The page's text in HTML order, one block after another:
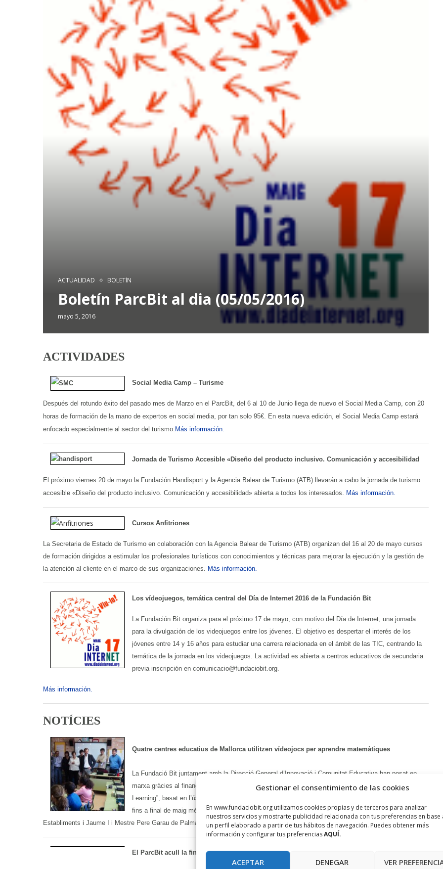
Gestionar el consentimiento de las cookies
En www.fundaciobit.org utilizamos cookies propias y de terceros para analizar
nuestros servicios y mostrarte publicidad relacionada con tus preferencias en base
un perfil elaborado a partir de tus hábitos de navegación. Puedes obtener más
información y configurar tus preferenciasAQUÍ.
ACEPTAR DENEGAR VER
ACTUALIDAD BOLETÍN
Boletín ParcBit al dia (05/05/2016)
mayo 5, 2016
ACTIVIDADES
Social Media Camp – Turisme
Después del rotundo éxito del pasado mes de Marzo en el ParcBit, del 6 al 10 de Junio llega de nuevo el Social Media Camp, con 20
horas de formación de la mano de expertos en social media, por tan solo 95€. En esta nueva edición, el Social Media Camp estará
enfocado especialmente al sector del turismo. Más información.
Jornada de Turismo Accesible «Diseño del producto inclusivo. Comunicación y accesibilidad
El próximo viernes 20 de mayo la Fundación Handisport y la Agencia Balear de Turismo (ATB) llevarán a cabo la jornada de turismo
accesible «Diseño del producto inclusivo. Comunicación y accesibilidad» abierta a todos los interesados. Más información.
Cursos Anfitriones
La Secretaria de Estado de Turismo en colaboración con la Agencia Balear de Turismo (ATB) organizan del 16 al 20 de mayo cursos
de formación dirigidos a estimular los profesionales turísticos con conocimientos y técnicas para mejorar la ejecución y la gestión de
la atención al cliente en el marco de sus organizaciones. Más información.
Los vídeojuegos, temática central del Día de Internet 2016 de la Fundación Bit
La Fundación Bit organiza para el próximo 17 de mayo, con motivo del Día de Internet, una jornada
para la divulgación de los videojuegos entre los jóvenes. El objetivo es despertar el interés de los
jóvenes entre 14 y 16 años para estudiar una carrera relacionada en el ámbit de las TIC, centrando la
temática de la jornada en los videojuegos. La actividad es abierta a centros educativos de secundaria
previa inscripción en comunicacio@fundaciobit.org.
Más información.
NOTÍCIES
Quatre centres educatius de Mallorca utilitzen vídeojocs per aprendre matemàtiques
La Fundació Bit juntament amb la Direcció General d’Innovació i Comunitat Educativa han posat en
marxa gràcies al finançament de la Direcció General d’Innovació i Recerca el projecte pilot “Play for
Learning”, basat en l’ús dels vídeojocs en l’aprenentatge de les matemàtiques. Des del passat febrer i
fins a final de maig més de 140 alumnes de 4t de primària dels centres educatius de Bendinat,
Establiments i Jaume I i Mestre Pere Garau de Palma estan fent ús de l’eina. Seguir llegint.
El ParcBit acull la final del Venture Network Palma sobre tecnologia aplicada al turisme